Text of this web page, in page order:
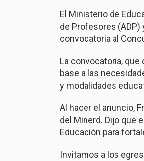
El Ministerio de
de Profesores (ADP)
convocatoria al
La convocatoria, que
base a las
y modalidades
Al hacer el anuncio,
del Minerd. Dijo que
Educación para
Invitamos a los